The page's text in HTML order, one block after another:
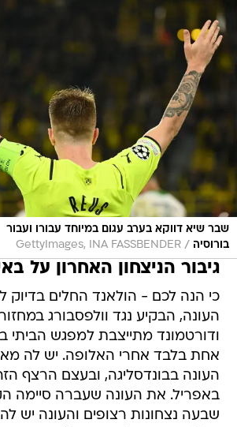
שבר שיא דווקא בערב עגום במיוחד עבורו ועבור
בורוסיה /
GettyImages, INA FASSBENDER
גיבור הניצחון האחרון על
כי הנה לכם - הולאנד החלים
העונה, הבקיע נגד וולפסבורג
ודורטמונד מתייצבת למפגש הביתי
אחת בלבד אחרי האלופה. יש לה
העונה בבונדסליגה, ובעצם הרצף
באפריל. את העונה שעברה סיימה